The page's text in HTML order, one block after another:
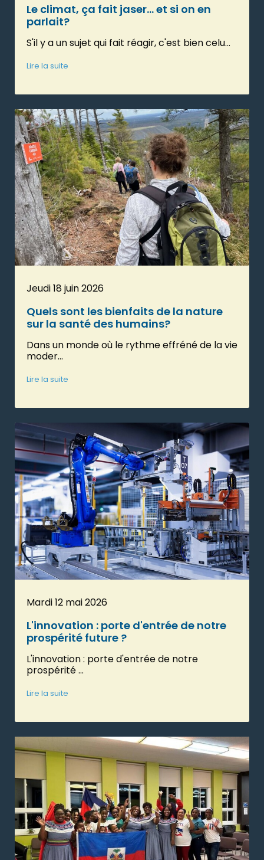
Le climat, ça fait jaser... et si on en
parlait?
S'il y a un sujet qui fait réagir, c'est bien celu...
Lire la suite
Jeudi 18 juin 2026
Quels sont les bienfaits de la nature
sur la santé des humains?
Dans un monde où le rythme effréné de la vie
moder...
Lire la suite
Mardi 12 mai 2026
L'innovation : porte d'entrée de notre
prospérité future ?
L'innovation : porte d'entrée de notre
prospérité ...
Lire la suite